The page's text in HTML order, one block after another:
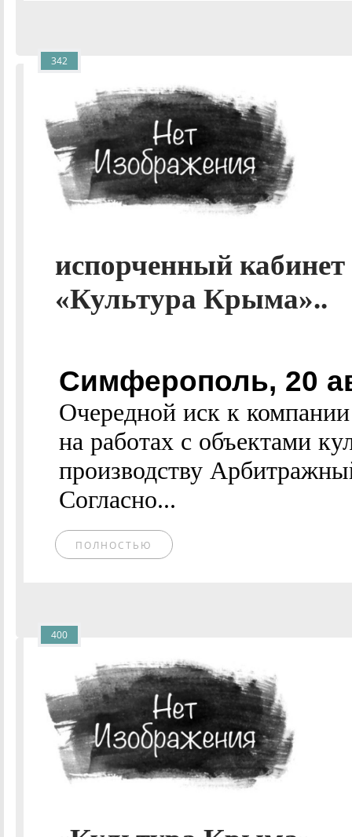
испорченный
«Культура Крыма»..
Симферополь, 20
Очередной иск к
на работах с объектами
производству
Согласно...
ПОЛНОСТЬЮ
342
400